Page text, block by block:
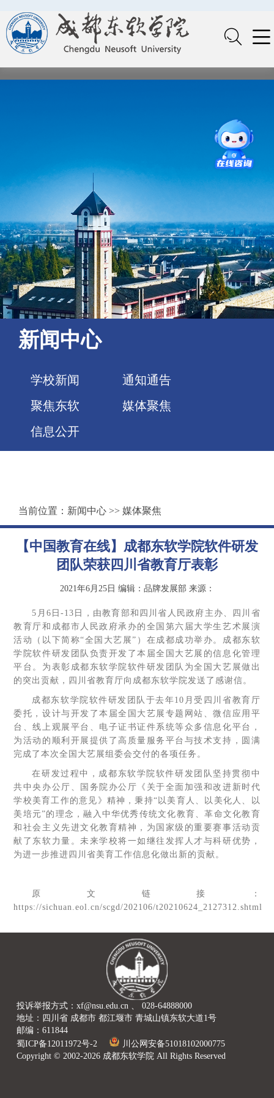
新闻中心
学校新闻
通知通告
聚焦东软
媒体聚焦
信息公开
当前位置： 新闻中心 >> 媒体聚焦
【中国教育在线】成都东软学院软件研发
团队荣获四川省教育厅表彰
2021年6月25日 编辑：品牌发展部 来源：
5月6日-13日，由教育部和四川省人民政府主办、四川省
教育厅和成都市人民政府承办的全国第六届大学生艺术展演
活动（以下简称“全国大艺展”）在成都成功举办。成都东软
学院软件研发团队负责开发了本届全国大艺展的信息化管理
平台。为表彰成都东软学院软件研发团队为全国大艺展做出
的突出贡献，四川省教育厅向成都东软学院发送了感谢信。
成都东软学院软件研发团队于去年10月受四川省教育厅
委托，设计与开发了本届全国大艺展专题网站、微信应用平
台、线上观展平台、电子证书证件系统等众多信息化平台，
为活动的顺利开展提供了高质量服务平台与技术支持，圆满
完成了本次全国大艺展组委会交付的各项任务。
在研发过程中，成都东软学院软件研发团队坚持贯彻中
共中央办公厅、国务院办公厅《关于全面加强和改进新时代
学校美育工作的意见》精神，秉持“以美育人、以美化人、以
美培元”的理念，融入中华优秀传统文化教育、革命文化教育
和社会主义先进文化教育精神，为国家级的重要赛事活动贡
献了东软力量。未来学校将一如继往发挥人才与科研优势，
为进一步推进四川省美育工作信息化做出新的贡献。
原文链接：
https://sichuan.eol.cn/scgd/202106/t20210624_2127312.shtml
投诉举报方式：xf@nsu.edu.cn 、 028-64888000
地址：四川省 成都市 都江堰市 青城山镇东软大道1号
邮编：611844
蜀ICP备12011972号-2
川公网安备51018102000775
Copyright © 2002-2026 成都东软学院 All Rights Reserved